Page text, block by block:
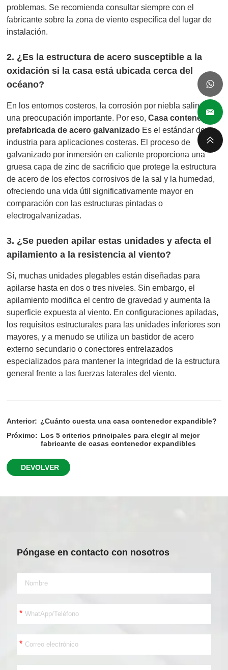
problemas. Se recomienda consultar siempre con el
fabricante sobre la zona de viento específica del lugar de
instalación.
2. ¿Es la estructura de acero susceptible a la
oxidación si la casa está ubicada cerca del
océano?
En los entornos costeros, la corrosión por niebla salina es
una preocupación importante. Por eso,Casa contenedor
prefabricada de acero galvanizado Es el estándar de la
industria para aplicaciones costeras. El proceso de
galvanizado por inmersión en caliente proporciona una
gruesa capa de zinc de sacrificio que protege la estructura
de acero de los efectos corrosivos de la sal y la humedad,
ofreciendo una vida útil significativamente mayor en
comparación con las estructuras pintadas o
electrogalvanizadas.
3. ¿Se pueden apilar estas unidades y afecta el
apilamiento a la resistencia al viento?
Sí, muchas unidades plegables están diseñadas para
apilarse hasta en dos o tres niveles. Sin embargo, el
apilamiento modifica el centro de gravedad y aumenta la
superficie expuesta al viento. En configuraciones apiladas,
los requisitos estructurales para las unidades inferiores son
mayores, y a menudo se utiliza un bastidor de acero
externo secundario o conectores entrelazados
especializados para mantener la integridad de la estructura
general frente a las fuerzas laterales del viento.
Anterior: ¿Cuánto cuesta una casa contenedor expandible?
Próximo: Los 5 criterios principales para elegir al mejor
fabricante de casas contenedor expandibles
DEVOLVER
Póngase en contacto con nosotros
*
*